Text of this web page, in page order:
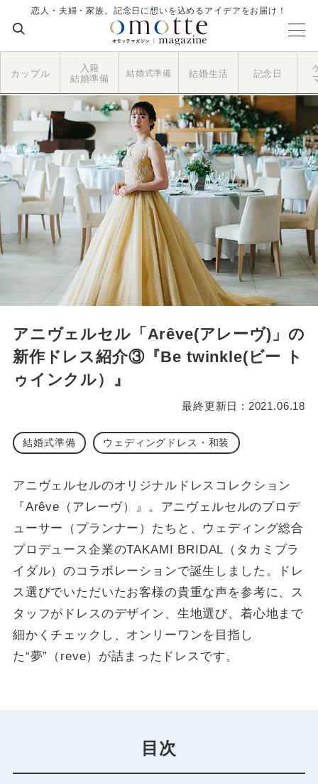
恋人・夫婦・家族。記念日に想いを込めるアイデアをお届け！
カップル
入籍
結婚準備
結婚式準備 結婚生活 記念日
アニヴェルセル「Arêve(アレーヴ)」の
新作ドレス紹介③『Be twinkle(ビー ト
ゥインクル）』
最終更新日 : 2021.06.18
結婚式準備 ウェディングドレス・和装
アニヴェルセルのオリジナルドレスコレクション
『Arêve（アレーヴ）』。アニヴェルセルのプロデ
ューサー（プランナー）たちと、ウェディング総合
プロデュース企業のTAKAMI BRIDAL（タカミブラ
イダル）のコラボレーションで誕生しました。ドレ
ス選びでいただいたお客様の貴重な声を参考に、ス
タッフがドレスのデザイン、生地選び、着心地まで
細かくチェックし、オンリーワンを目指し
た“夢”（reve）が詰まったドレスです。
目次